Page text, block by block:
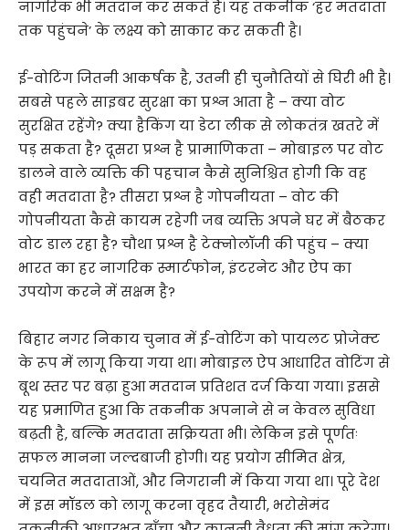
नागरिक भी मतदान कर सकते हैं। यह तकनीक ‘हर मतदाता
तक पहुंचने’ के लक्ष्य को साकार कर सकती है।
ई-वोटिंग जितनी आकर्षक है, उतनी ही चुनौतियों से घिरी भी है।
सबसे पहले साइबर सुरक्षा का प्रश्न आता है – क्या वोट
सुरक्षित रहेंगे? क्या हैकिंग या डेटा लीक से लोकतंत्र खतरे में
पड़ सकता है? दूसरा प्रश्न है प्रामाणिकता – मोबाइल पर वोट
डालने वाले व्यक्ति की पहचान कैसे सुनिश्चित होगी कि वह
वही मतदाता है? तीसरा प्रश्न है गोपनीयता – वोट की
गोपनीयता कैसे कायम रहेगी जब व्यक्ति अपने घर में बैठकर
वोट डाल रहा है? चौथा प्रश्न है टेक्नोलॉजी की पहुंच – क्या
भारत का हर नागरिक स्मार्टफोन, इंटरनेट और ऐप का
उपयोग करने में सक्षम है?
बिहार नगर निकाय चुनाव में ई-वोटिंग को पायलट प्रोजेक्ट
के रूप में लागू किया गया था। मोबाइल ऐप आधारित वोटिंग से
बूथ स्तर पर बढ़ा हुआ मतदान प्रतिशत दर्ज किया गया। इससे
यह प्रमाणित हुआ कि तकनीक अपनाने से न केवल सुविधा
बढ़ती है, बल्कि मतदाता सक्रियता भी। लेकिन इसे पूर्णतः
सफल मानना जल्दबाजी होगी। यह प्रयोग सीमित क्षेत्र,
चयनित मतदाताओं, और निगरानी में किया गया था। पूरे देश
में इस मॉडल को लागू करना वृहद तैयारी, भरोसेमंद